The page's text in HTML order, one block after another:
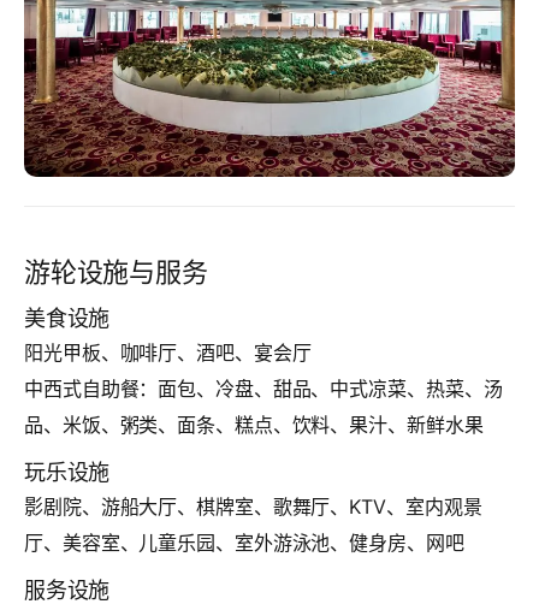
游轮设施与服务
美食设施
阳光甲板、咖啡厅、酒吧、宴会厅
中西式自助餐：面包、冷盘、甜品、中式凉菜、热菜、汤
品、米饭、粥类、面条、糕点、饮料、果汁、新鲜水果
玩乐设施
影剧院、游船大厅、棋牌室、歌舞厅、KTV、室内观景
厅、美容室、儿童乐园、室外游泳池、健身房、网吧
服务设施